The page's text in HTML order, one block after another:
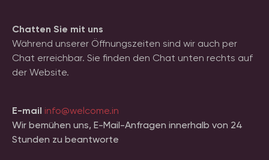
Chatten Sie mit uns
Während unserer Öffnungszeiten sind wir auch per
Chat erreichbar. Sie finden den Chat unten rechts auf
der Website.
E-mail info@welcome.in
Wir bemühen uns, E-Mail-Anfragen innerhalb von 24
Stunden zu beantworte